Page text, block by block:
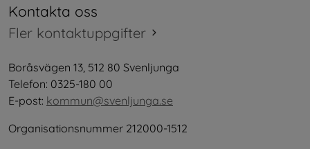
Kontakta oss
Fler kontaktuppgifter
Boråsvägen 13, 512 80 Svenljunga
Telefon: 0325-180 00
E-post: kommun@svenljunga.se
Organisationsnummer 212000-1512